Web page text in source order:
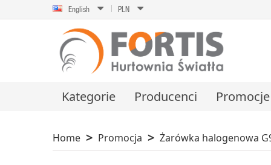
English PLN
Kategorie Producenci Promocje
Home Promocja Żarówka halogenowa